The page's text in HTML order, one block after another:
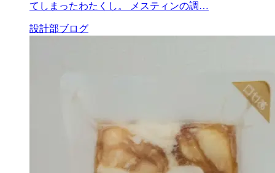
てしまったわたくし。 メスティンの調…
設計部ブログ